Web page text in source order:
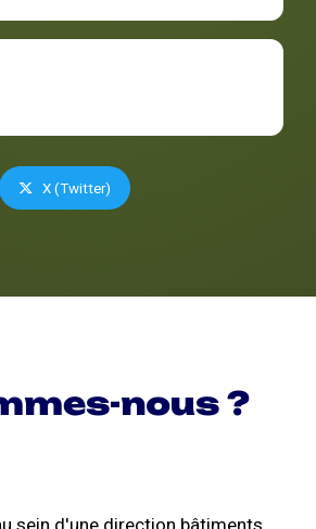
X (Twitter)
nous ?